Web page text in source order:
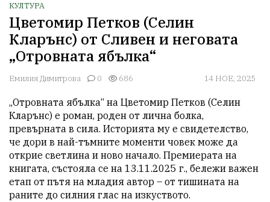
КУЛТУРА
Цветомир Петков (Селин
Кларънс) от Сливен и неговата
„Отровната ябълка“
Емилия Димитрова 0 686 14 НОЕ, 2025
„Отровната ябълка“ на Цветомир Петков (Селин
Кларънс) е роман, роден от лична болка,
превърната в сила. Историята му е свидетелство,
че дори в най-тъмните моменти човек може да
открие светлина и ново начало. Премиерата на
книгата, състояла се на 13.11.2025 г., бележи важен
етап от пътя на младия автор – от тишината на
раните до силния глас на изкуството.